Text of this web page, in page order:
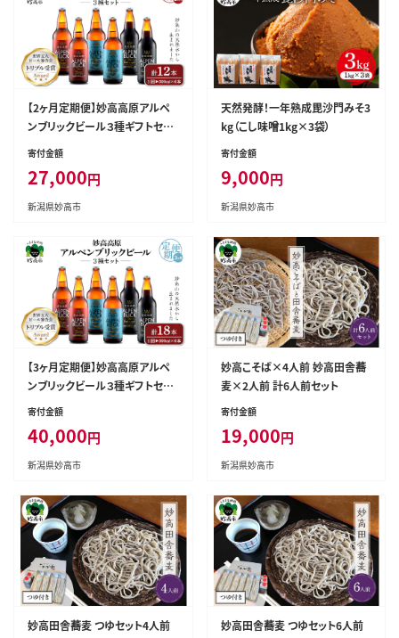
【2ヶ月定期便】妙高高原アルペ
ンブリックビール３種ギフトセッ
ト(500ml×6本)全2回
寄付金額
27,000円
新潟県妙高市
天然発酵！一年熟成毘沙門みそ3
kg（こし味噌1kg×3袋）
寄付金額
9,000円
新潟県妙高市
【3ヶ月定期便】妙高高原アルペ
ンブリックビール３種ギフトセッ
ト(500ml×6本)全3回
寄付金額
40,000円
新潟県妙高市
妙高こそば×4人前 妙高田舎蕎
麦×2人前 計6人前セット
寄付金額
19,000円
新潟県妙高市
妙高田舎蕎麦 つゆセット4人前 妙高田舎蕎麦 つゆセット6人前